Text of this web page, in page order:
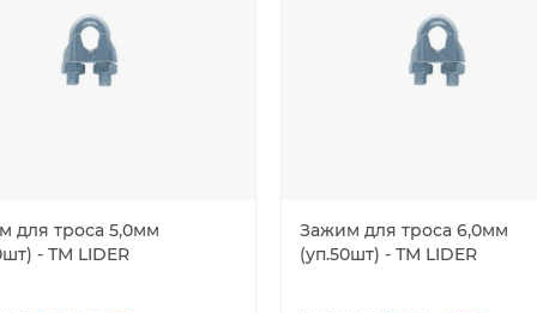
для троса 5,0мм
- ТМ LIDER
Зажим для троса 6,0мм
(уп.50шт) - ТМ LIDER